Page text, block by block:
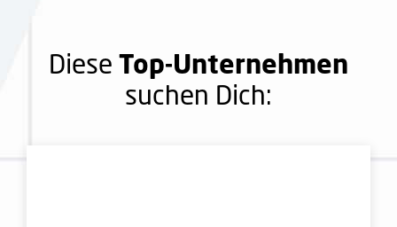
Diese Top-Unternehmen
suchen Dich: